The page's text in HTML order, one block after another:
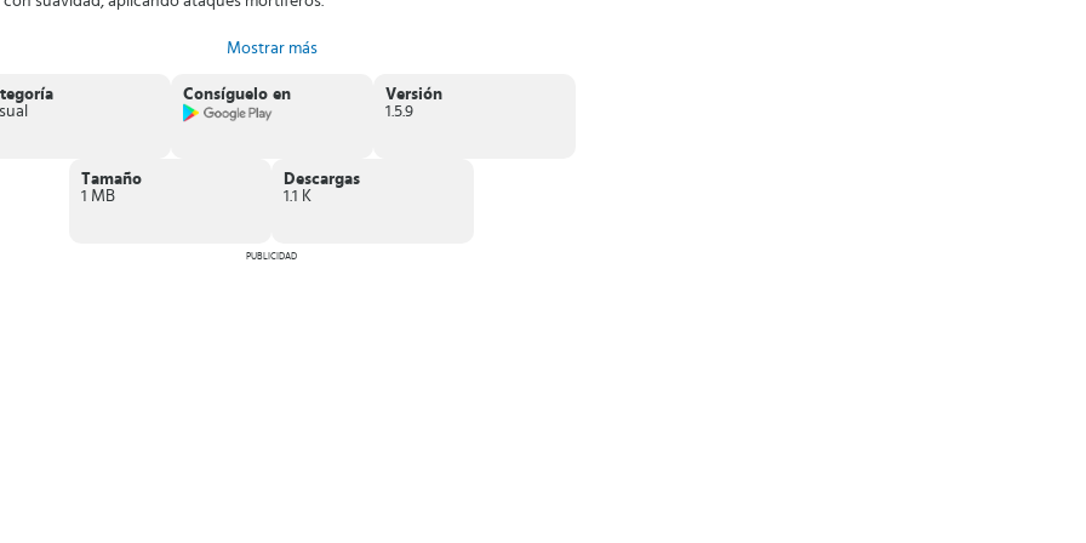
Mostrar más
Consíguelo en
Versión
1.5.9
Tamaño
1 MB
Descargas
1.1 K
PUBLICIDAD